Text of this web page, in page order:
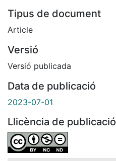
Tipus de document
Article
Versió
Versió publicada
Data de publicació
2023-07-01
Llicència de publicació